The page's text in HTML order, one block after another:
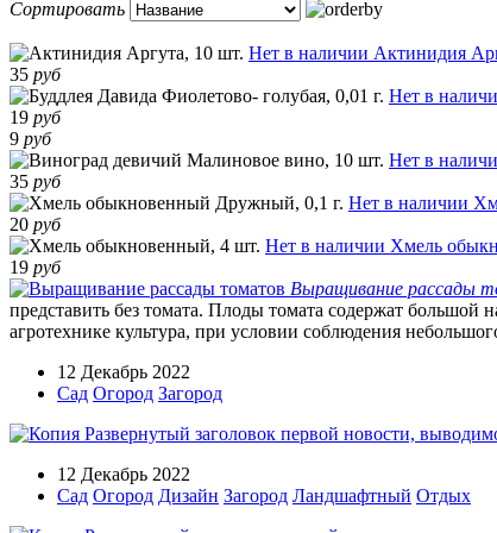
Сортировать
Нет в наличии Актинидия
35 руб
Нет в
19 руб
9 руб
Нет в
35 руб
Нет в наличии
20 руб
Нет в наличии Хмель
19 руб
Выращивание рассады
представить без томата. Плоды томата содержат большой
агротехнике культура, при условии соблюдения
12 Декабрь 2022
Сад Огород Загород
12 Декабрь 2022
Сад Огород Дизайн Загород Ландшафтный Отдых